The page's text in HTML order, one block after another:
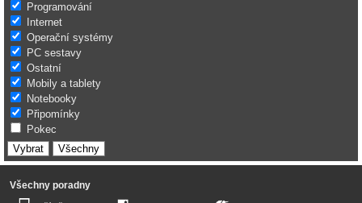
Programování
Internet
Operační systémy
PC sestavy
Ostatní
Mobily a tablety
Notebooky
Připomínky
Pokec
Všechny poradny